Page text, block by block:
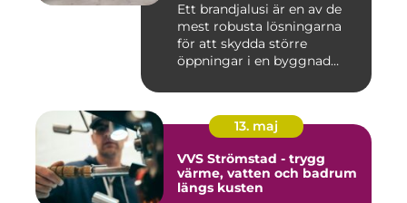
Ett brandjalusi är en av de
mest robusta lösningarna
för att skydda större
öppningar i en byggnad
13. maj
VVS Strömstad - trygg
värme, vatten och badrum
längs kusten